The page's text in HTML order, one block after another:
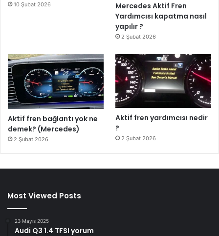
10 Şubat 2026
Mercedes Aktif Fren
Yardımcısı kapatma nasıl
yapılır ?
2 Şubat 2026
Aktif fren bağlantı yok ne
demek? (Mercedes)
2 Şubat 2026
Aktif fren yardımcısı nedir
?
2 Şubat 2026
Most Viewed Posts
23 Mayıs 2025
Audi Q3 1.4 TFSI yorum